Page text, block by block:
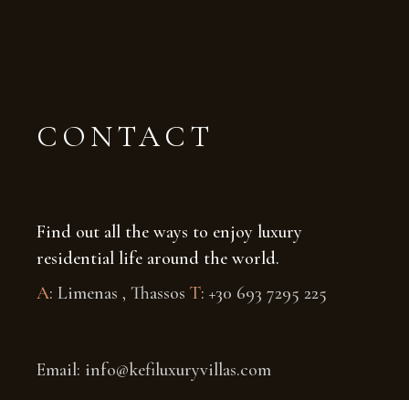
CONTACT
Find out all the ways to enjoy luxury
residential life around the world.
A: Limenas , ThassosT: +30 693 7295 225
Email: info@kefiluxuryvillas.com